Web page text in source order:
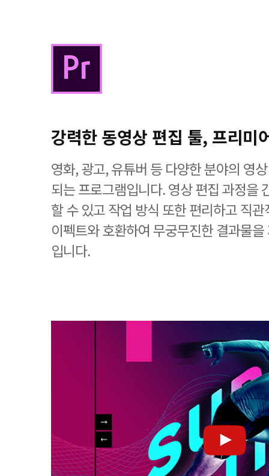
강력한 동영상 편집 툴, 프리미
영화, 광고, 유튜버 등 다양한 분야의 영
되는 프로그램입니다. 영상 편집 과정을
할 수 있고 작업 방식 또한 편리하고 직
이펙트와 호환하여 무궁무진한 결과물
입니다.